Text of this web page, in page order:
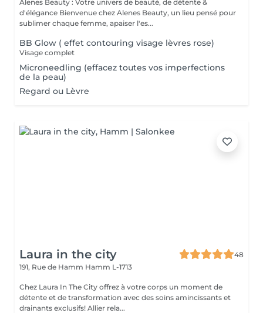
Alenes Beauty : Votre univers de beauté, de détente &
d'élégance Bienvenue chez Alenes Beauty, un lieu pensé pour
sublimer chaque femme, apaiser l'es...
BB Glow ( effet contouring visage lèvres rose)
Visage complet
Microneedling (effacez toutes vos imperfections
de la peau)
Regard ou Lèvre
Laura in the city
48
191, Rue de Hamm Hamm L-1713
Chez Laura In The City offrez à votre corps un moment de
détente et de transformation avec des soins amincissants et
drainants exclusifs! Allier rela...